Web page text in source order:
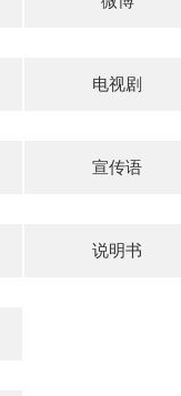
电视剧
宣传语
说明书